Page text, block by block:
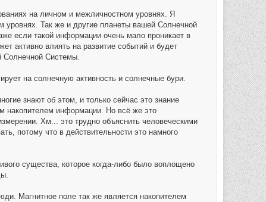
на личном и межличностном уровнях. Я
уровнях. Так же и другие планеты вашей Солнечной
если такой информации очень мало проникает в
активно влиять на развитие событий и будет
Солнечной Системы.
на солнечную активность и солнечные бури.
знают об этом, и только сейчас это знание
накопителем информации. Но всё же это
Хм... это трудно объяснить человеческими
потому что в действительности это намного
существа, которое когда-либо было воплощено
Магнитное поле так же является накопителем